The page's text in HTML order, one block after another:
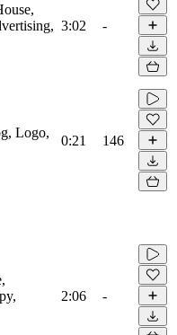
3:02 -
Logo,
0:21 146
2:06 -